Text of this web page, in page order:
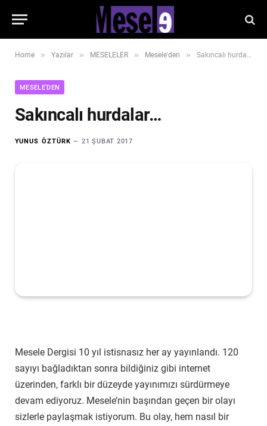
Home » Yazılar » MESELELER » Mesele'den » Sakıncalı hurdalar…
MESELE'DEN
Sakıncalı hurdalar…
YUNUS ÖZTÜRK 21 ŞUBAT 2017
Mesele Dergisi 10 yıl istisnasız her ay yayınlandı. 120
sayıyı bağladıktan sonra bildiğiniz gibi internet
üzerinden, farklı bir düzeyde yayınımızı sürdürmeye
devam ediyoruz. Mesele’nin başından geçen bir olayı
sizlerle paylaşmak istiyorum. Bu olay, hem nasıl bir